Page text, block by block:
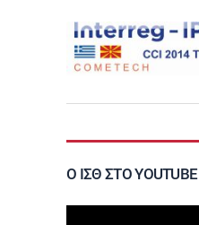
Ο ΙΣΘ ΣΤΟ YOUTUBE